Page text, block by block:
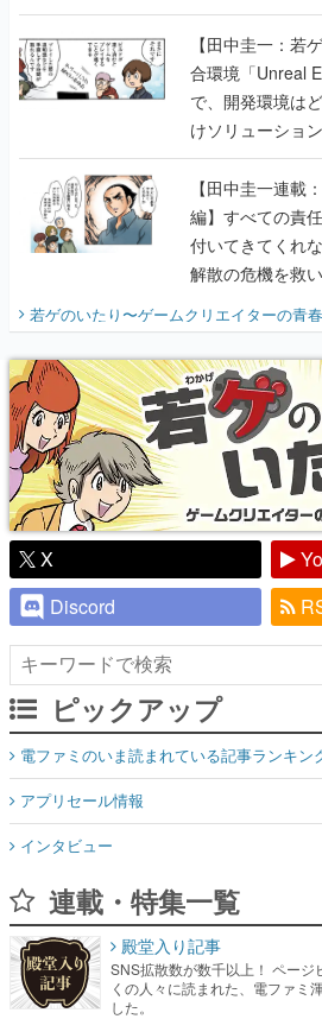
のいたり】
【田中圭一：若
合環境「Unreal
で、開発環境は
けソリューショ
に行って、より
【田中圭一連載
編】すべての責
付いてきてくれ
解散の危機を救
開く。業界の快
『少年ジャンプ
り】
若ゲのいたり〜ゲームクリエイターの青
X
Discord
ピックアップ
電ファミのいま読まれている記事ランキン
アプリセール情報
インタビュー
連載・特集一覧
殿堂入り記事
SNS拡散数が数千以上！ ペー
くの人々に読まれた、電ファミ
した。